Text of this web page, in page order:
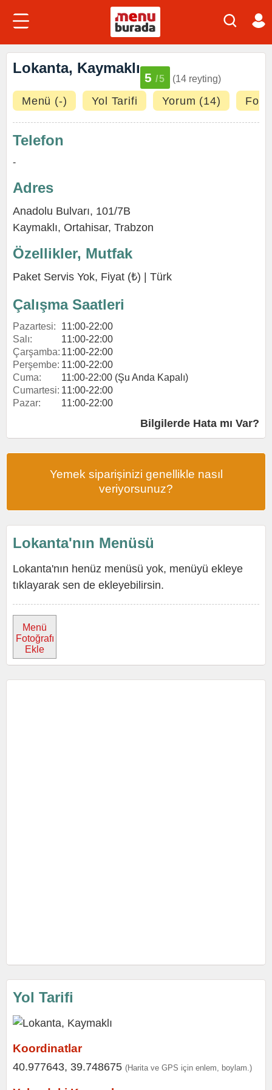
Lokanta, Kaymaklı
5 /5 (14 reyting)
Menü (-) Yol Tarifi Yorum (14)
Telefon
-
Adres
Anadolu Bulvarı, 101/7B
Kaymaklı, Ortahisar, Trabzon
Özellikler, Mutfak
Paket Servis Yok, Fiyat (₺) | Türk
Çalışma Saatleri
Pazartesi:
11:00-22:00
Salı:
11:00-22:00
Çarşamba: 11:00-22:00
Perşembe: 11:00-22:00
Cuma:
11:00-22:00 (Şu Anda Kapalı)
Cumartesi: 11:00-22:00
Pazar:
11:00-22:00
Bilgilerde Hata mı Var?
Yemek siparişinizi genellikle nasıl
veriyorsunuz?
Lokanta'nın Menüsü
Lokanta'nın henüz menüsü yok, menüyü ekleye
tıklayarak sen de ekleyebilirsin.
Menü
Fotoğrafı
Ekle
Yol Tarifi
Koordinatlar
40.977643, 39.748675 (Harita ve GPS için enlem, boylam.)